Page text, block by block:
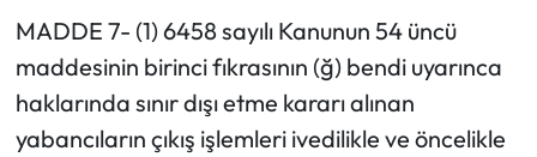
MADDE 7- (1) 6458 sayılı Kanunun 54 üncü
maddesinin birinci fıkrasının (ğ) bendi uyarınca
haklarında sınır dışı etme kararı alınan
yabancıların çıkış işlemleri ivedilikle ve öncelikle